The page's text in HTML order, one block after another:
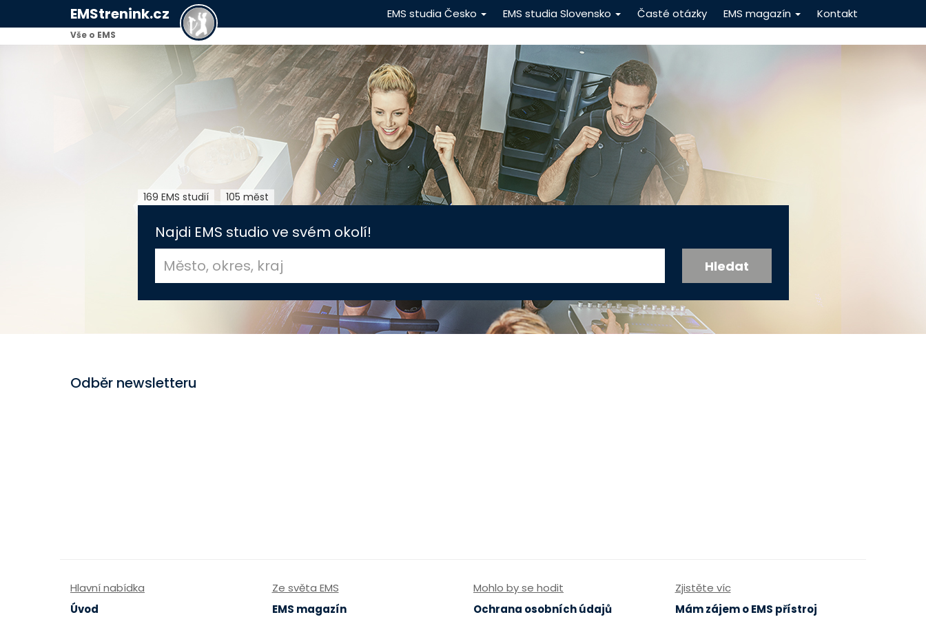
EMStrenink.cz
Vše o EMS
EMS studia Česko EMS studia Slovensko Časté otázky EMS magazín Kontakt
169 EMS studií 105 měst
Najdi EMS studio ve svém okolí!
Odběr newsletteru
Hlavní nabídka
Úvod
Ze světa EMS
EMS magazín
Mohlo by se hodit
Ochrana osobních údajů
Zjistěte víc
Mám zájem o EMS přístroj